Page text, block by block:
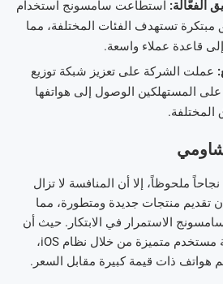
الفعّالة: استطاعت سامسونج استخدام
مبتكرة تستهدف الفئات المختلفة، مما
قاعدة عملاء واسعة.
عملت الشركة على تعزيز شبكة توزيع
المستهلكين الوصول إلى هواتفها
المختلفة.
ملحوظاً، إلا أن المنافسة لا تزال
تقديم منتجات جديدة ومتطورة، مما
الاستمرار في الابتكار. حيث أن
آبل تركز على تقديم تجربة مستخدم متميزة من خلال نظام iOS،
هواتف ذات قيمة كبيرة مقابل السعر.